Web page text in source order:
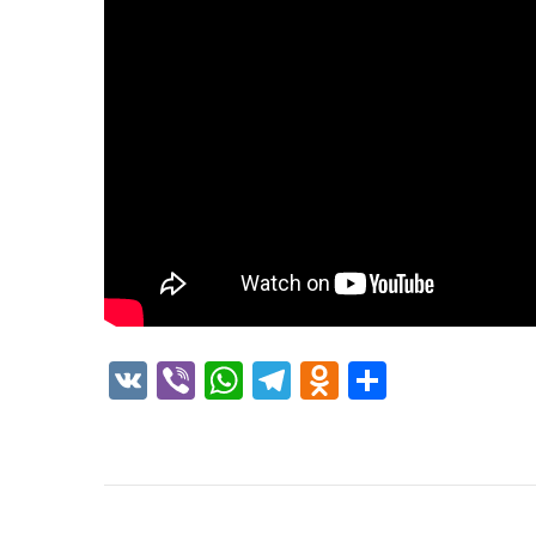
VK ViberWhatsApp
Telegram